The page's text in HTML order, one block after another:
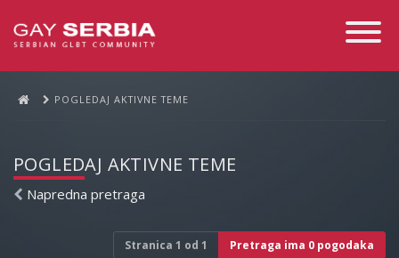
Toggle
POGLEDAJ AKTIVNE TEME
POGLEDAJ AKTIVNE TEME
Napredna pretraga
Stranica 1 od 1 Pretraga ima 0 pogodaka